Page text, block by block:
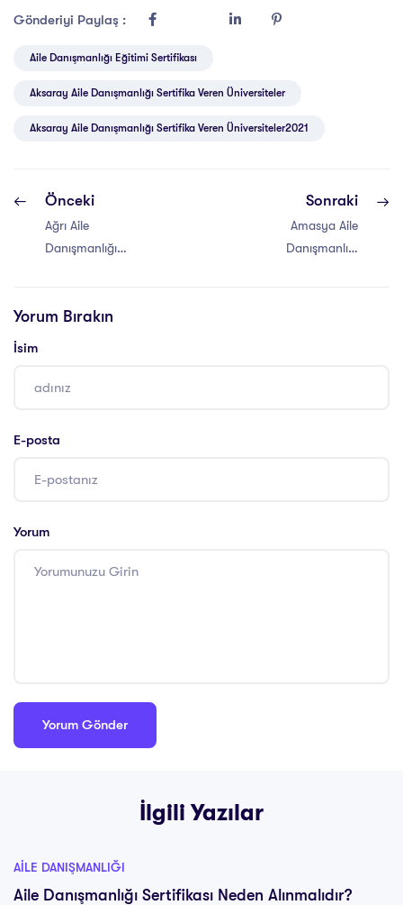
Gönderiyi Paylaş :
Aile Danışmanlığı Eğitimi Sertifikası
Aksaray Aile Danışmanlığı Sertifika Veren Üniversiteler
Aksaray Aile Danışmanlığı Sertifika Veren Üniversiteler2021
Önceki
Ağrı Aile
Danışmanlığı
Sonraki
Amasya Aile
Danışmanlığı
Yorum Bırakın
İsim
E-posta
Yorum
İlgili Yazılar
AILE DANIŞMANLIĞI
Aile Danışmanlığı Sertifikası Neden Alınmalıdır?